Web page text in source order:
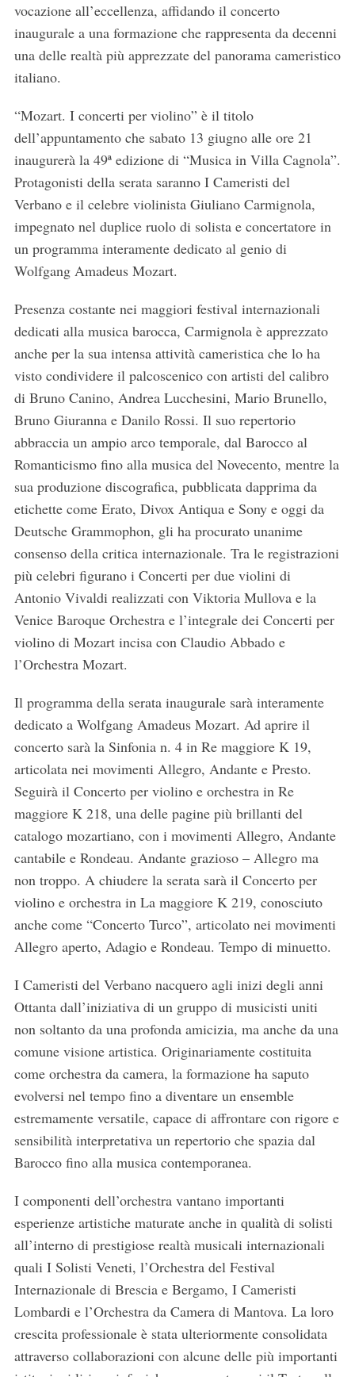
vocazione all’eccellenza, affidando il concerto
inaugurale a una formazione che rappresenta da decenni
una delle realtà più apprezzate del panorama cameristico
italiano.
“Mozart. I concerti per violino” è il titolo
dell’appuntamento che sabato 13 giugno alle ore 21
inaugurerà la 49ª edizione di “Musica in Villa Cagnola”.
Protagonisti della serata saranno I Cameristi del
Verbano e il celebre violinista Giuliano Carmignola,
impegnato nel duplice ruolo di solista e concertatore in
un programma interamente dedicato al genio di
Wolfgang Amadeus Mozart.
Presenza costante nei maggiori festival internazionali
dedicati alla musica barocca, Carmignola è apprezzato
anche per la sua intensa attività cameristica che lo ha
visto condividere il palcoscenico con artisti del calibro
di Bruno Canino, Andrea Lucchesini, Mario Brunello,
Bruno Giuranna e Danilo Rossi. Il suo repertorio
abbraccia un ampio arco temporale, dal Barocco al
Romanticismo fino alla musica del Novecento, mentre la
sua produzione discografica, pubblicata dapprima da
etichette come Erato, Divox Antiqua e Sony e oggi da
Deutsche Grammophon, gli ha procurato unanime
consenso della critica internazionale. Tra le registrazioni
più celebri figurano i Concerti per due violini di
Antonio Vivaldi realizzati con Viktoria Mullova e la
Venice Baroque Orchestra e l’integrale dei Concerti per
violino di Mozart incisa con Claudio Abbado e
l’Orchestra Mozart.
Il programma della serata inaugurale sarà interamente
dedicato a Wolfgang Amadeus Mozart. Ad aprire il
concerto sarà la Sinfonia n. 4 in Re maggiore K 19,
articolata nei movimenti Allegro, Andante e Presto.
Seguirà il Concerto per violino e orchestra in Re
maggiore K 218, una delle pagine più brillanti del
catalogo mozartiano, con i movimenti Allegro, Andante
cantabile e Rondeau. Andante grazioso – Allegro ma
non troppo. A chiudere la serata sarà il Concerto per
violino e orchestra in La maggiore K 219, conosciuto
anche come “Concerto Turco”, articolato nei movimenti
Allegro aperto, Adagio e Rondeau. Tempo di minuetto.
I Cameristi del Verbano nacquero agli inizi degli anni
Ottanta dall’iniziativa di un gruppo di musicisti uniti
non soltanto da una profonda amicizia, ma anche da una
comune visione artistica. Originariamente costituita
come orchestra da camera, la formazione ha saputo
evolversi nel tempo fino a diventare un ensemble
estremamente versatile, capace di affrontare con rigore e
sensibilità interpretativa un repertorio che spazia dal
Barocco fino alla musica contemporanea.
I componenti dell’orchestra vantano importanti
esperienze artistiche maturate anche in qualità di solisti
all’interno di prestigiose realtà musicali internazionali
quali I Solisti Veneti, l’Orchestra del Festival
Internazionale di Brescia e Bergamo, I Cameristi
Lombardi e l’Orchestra da Camera di Mantova. La loro
crescita professionale è stata ulteriormente consolidata
attraverso collaborazioni con alcune delle più importanti